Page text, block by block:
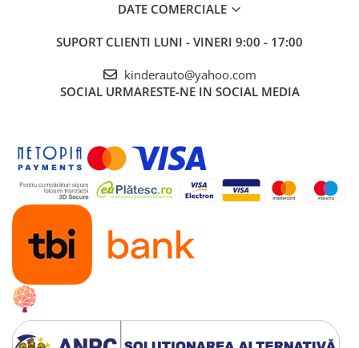
DATE COMERCIALE
SUPORT CLIENTI LUNI - VINERI 9:00 - 17:00
kinderauto@yahoo.com
SOCIAL URMARESTE-NE IN SOCIAL MEDIA